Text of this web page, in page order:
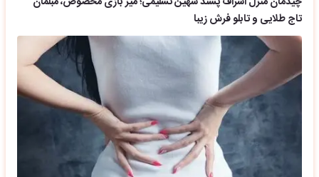
تاج طلایی و تابلو فرش زیبا